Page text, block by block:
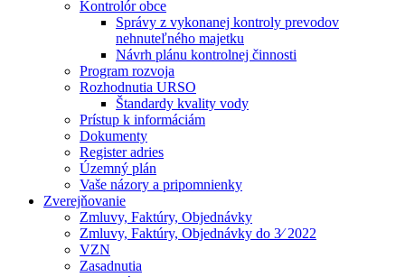
Kontrolór obce
Správy z vykonanej kontroly prevodov
nehnuteľného majetku
Návrh plánu kontrolnej činnosti
Program rozvoja
Rozhodnutia URSO
Štandardy kvality vody
Prístup k informáciám
Dokumenty
Register adries
Územný plán
Vaše názory a pripomnienky
Zverejňovanie
Zmluvy, Faktúry, Objednávky
Zmluvy, Faktúry, Objednávky do 3⁄ 2022
VZN
Zasadnutia